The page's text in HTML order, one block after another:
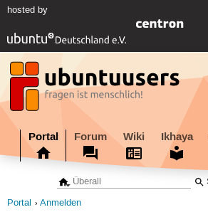
hosted by
Portal Forum Wiki Ikhaya
Portal Anmelden